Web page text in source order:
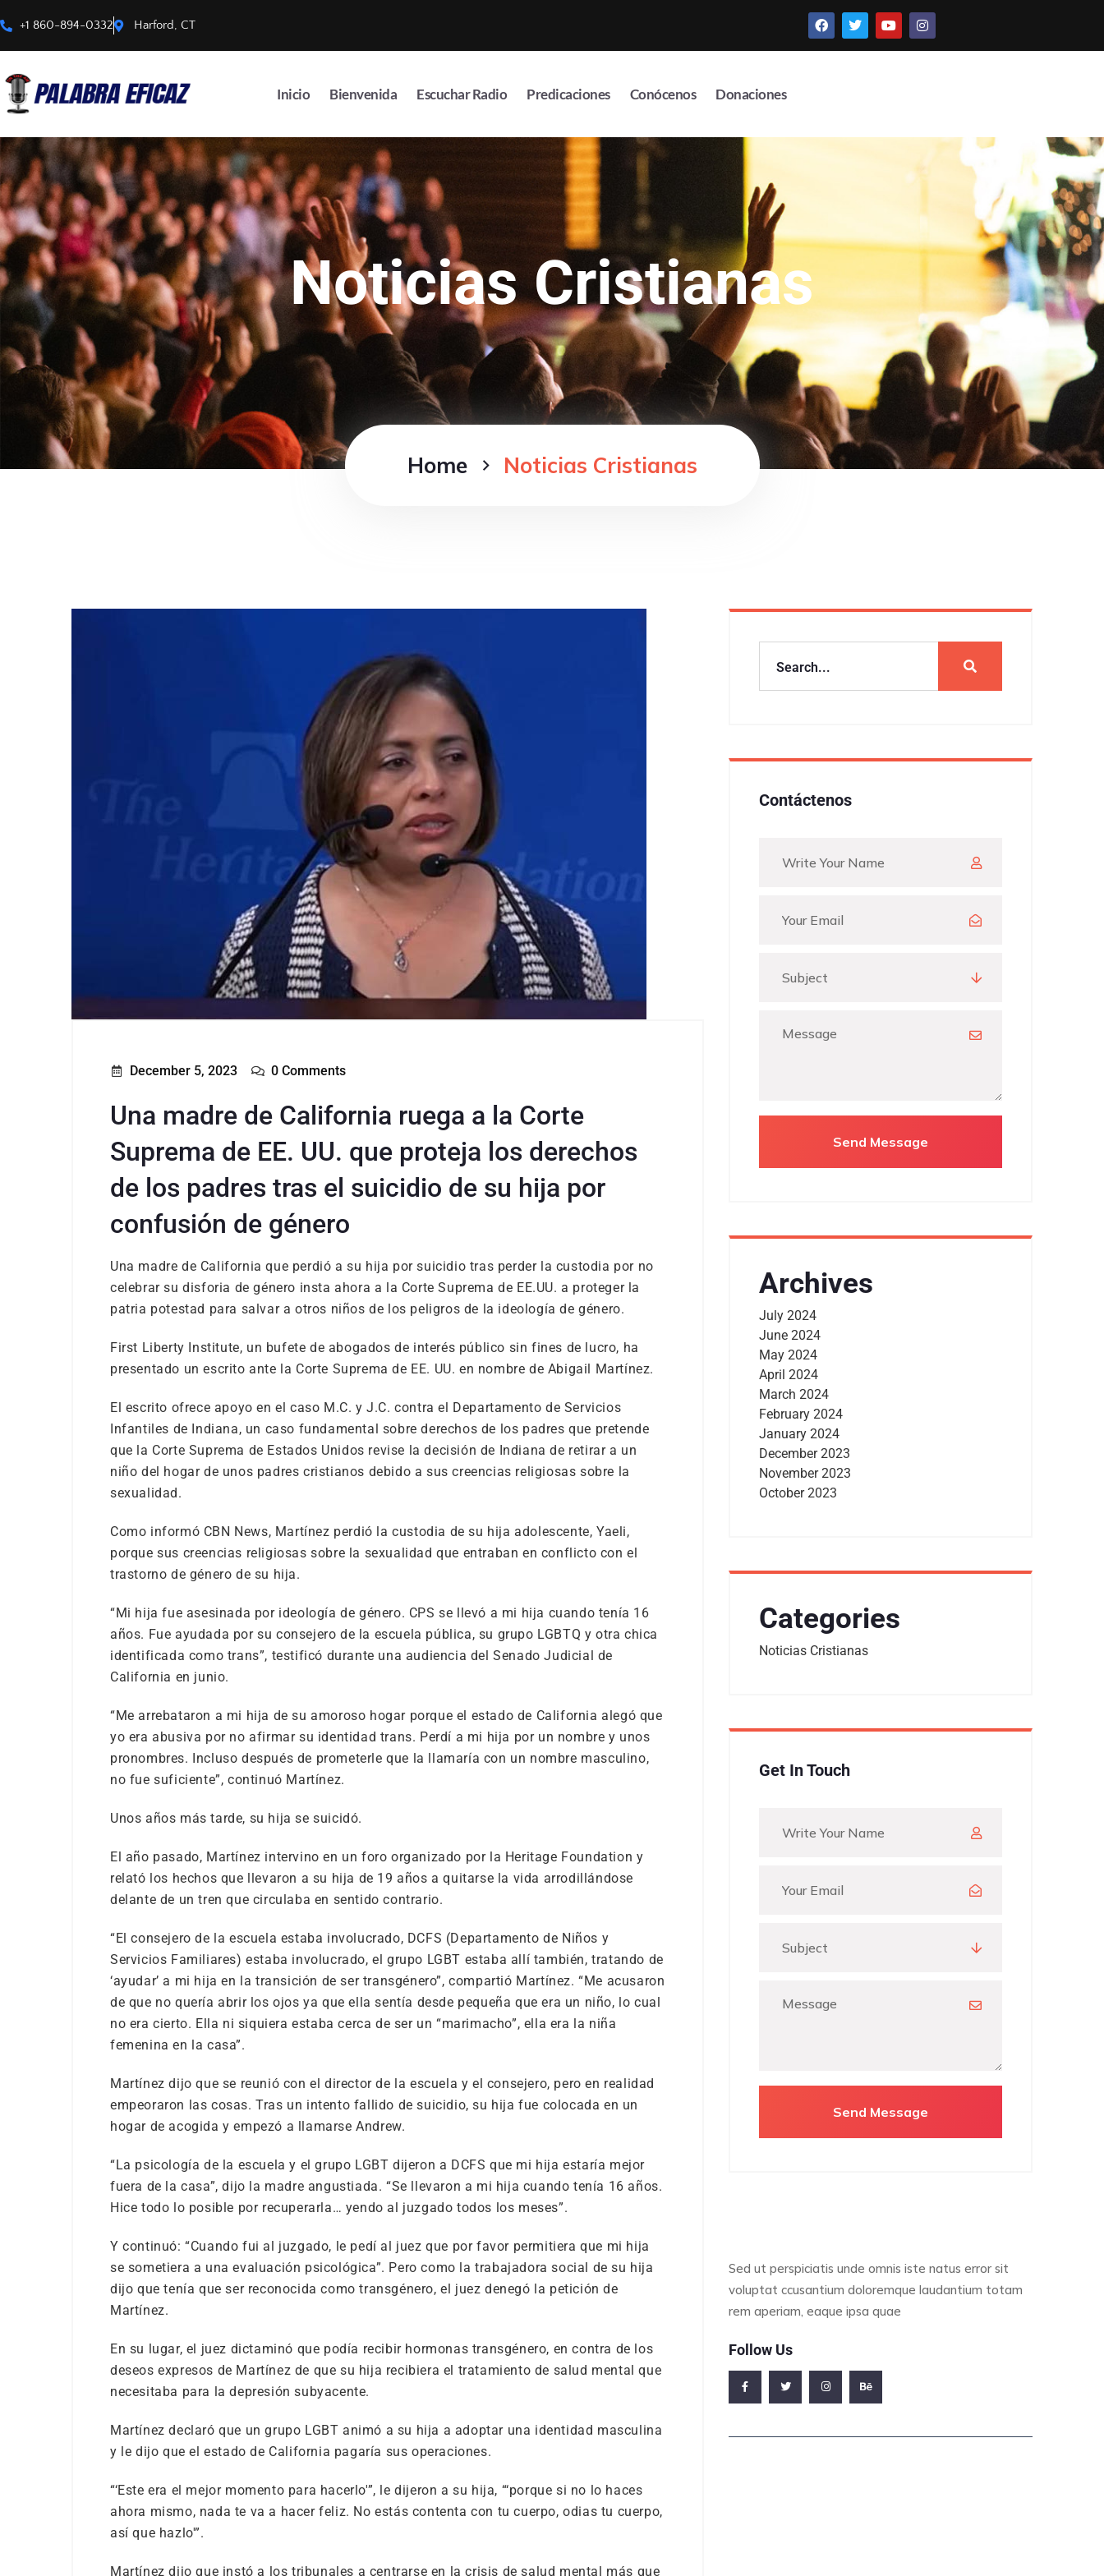
+1 860-894-0332 Harford, CT
Inicio Bienvenida Escuchar Radio Predicaciones Conócenos Donaciones
Noticias Cristianas
Home Noticias Cristianas
December 5, 2023 0 Comments
Una madre de California ruega a la Corte
Suprema de EE. UU. que proteja los derechos
de los padres tras el suicidio de su hija por
confusión de género
Una madre de California que perdió a su hija por suicidio tras perder la custodia por no
celebrar su disforia de género insta ahora a la Corte Suprema de EE.UU. a proteger la
patria potestad para salvar a otros niños de los peligros de la ideología de género.
First Liberty Institute, un bufete de abogados de interés público sin fines de lucro, ha
presentado un escrito ante la Corte Suprema de EE. UU. en nombre de Abigail Martínez.
El escrito ofrece apoyo en el caso M.C. y J.C. contra el Departamento de Servicios
Infantiles de Indiana, un caso fundamental sobre derechos de los padres que pretende
que la Corte Suprema de Estados Unidos revise la decisión de Indiana de retirar a un
niño del hogar de unos padres cristianos debido a sus creencias religiosas sobre la
sexualidad.
Como informó CBN News, Martínez perdió la custodia de su hija adolescente, Yaeli,
porque sus creencias religiosas sobre la sexualidad que entraban en conflicto con el
trastorno de género de su hija.
“Mi hija fue asesinada por ideología de género. CPS se llevó a mi hija cuando tenía 16
años. Fue ayudada por su consejero de la escuela pública, su grupo LGBTQ y otra chica
identificada como trans”, testificó durante una audiencia del Senado Judicial de
California en junio.
“Me arrebataron a mi hija de su amoroso hogar porque el estado de California alegó que
yo era abusiva por no afirmar su identidad trans. Perdí a mi hija por un nombre y unos
pronombres. Incluso después de prometerle que la llamaría con un nombre masculino,
no fue suficiente”, continuó Martínez.
Unos años más tarde, su hija se suicidó.
El año pasado, Martínez intervino en un foro organizado por la Heritage Foundation y
relató los hechos que llevaron a su hija de 19 años a quitarse la vida arrodillándose
delante de un tren que circulaba en sentido contrario.
“El consejero de la escuela estaba involucrado, DCFS (Departamento de Niños y
Servicios Familiares) estaba involucrado, el grupo LGBT estaba allí también, tratando de
‘ayudar’ a mi hija en la transición de ser transgénero”, compartió Martínez. “Me acusaron
de que no quería abrir los ojos ya que ella sentía desde pequeña que era un niño, lo cual
no era cierto. Ella ni siquiera estaba cerca de ser un “marimacho”, ella era la niña
femenina en la casa”.
Martínez dijo que se reunió con el director de la escuela y el consejero, pero en realidad
empeoraron las cosas. Tras un intento fallido de suicidio, su hija fue colocada en un
hogar de acogida y empezó a llamarse Andrew.
“La psicología de la escuela y el grupo LGBT dijeron a DCFS que mi hija estaría mejor
fuera de la casa”, dijo la madre angustiada. “Se llevaron a mi hija cuando tenía 16 años.
Hice todo lo posible por recuperarla… yendo al juzgado todos los meses”.
Y continuó: “Cuando fui al juzgado, le pedí al juez que por favor permitiera que mi hija
se sometiera a una evaluación psicológica”. Pero como la trabajadora social de su hija
dijo que tenía que ser reconocida como transgénero, el juez denegó la petición de
Martínez.
En su lugar, el juez dictaminó que podía recibir hormonas transgénero, en contra de los
deseos expresos de Martínez de que su hija recibiera el tratamiento de salud mental que
necesitaba para la depresión subyacente.
Martínez declaró que un grupo LGBT animó a su hija a adoptar una identidad masculina
y le dijo que el estado de California pagaría sus operaciones.
“‘Este era el mejor momento para hacerlo'”, le dijeron a su hija, “‘porque si no lo haces
ahora mismo, nada te va a hacer feliz. No estás contenta con tu cuerpo, odias tu cuerpo,
así que hazlo'”.
Martínez dijo que instó a los tribunales a centrarse en la crisis de salud mental más que
Contáctenos
Archives
July 2024
June 2024
May 2024
April 2024
March 2024
February 2024
January 2024
December 2023
November 2023
October 2023
Categories
Noticias Cristianas
Get In Touch
Sed ut perspiciatis unde omnis iste natus error sit
voluptat ccusantium doloremque laudantium totam
rem aperiam, eaque ipsa quae
Follow Us